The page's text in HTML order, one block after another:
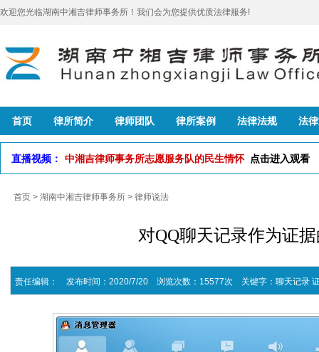
欢迎您光临湖南中湘吉律师事务所！我们会为您提供优质法律服务!
首页 律所简介 律师团队 律所案例 法律法规 法
直播视频： 中湘吉律师事务所志愿服务队的民生情怀 点击进入观看
首页 > 湖南中湘吉律师事务所 > 律师说法
对QQ聊天记录作为证
责任编辑： 发布时间：2020/7/20 浏览次数：15577次 关键字： 聊天记录